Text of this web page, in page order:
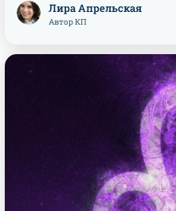
Лира Апрельская
Автор КП